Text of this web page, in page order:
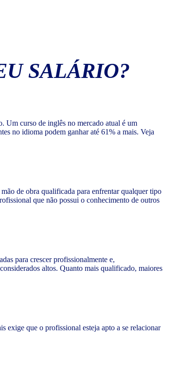
SALÁRIO?
Um curso de inglês no mercado atual é um
no idioma podem ganhar até 61% a mais. Veja
de obra qualificada para enfrentar qualquer tipo
que não possui o conhecimento de outros
para crescer profissionalmente e,
altos. Quanto mais qualificado, maiores
exige que o profissional esteja apto a se relacionar